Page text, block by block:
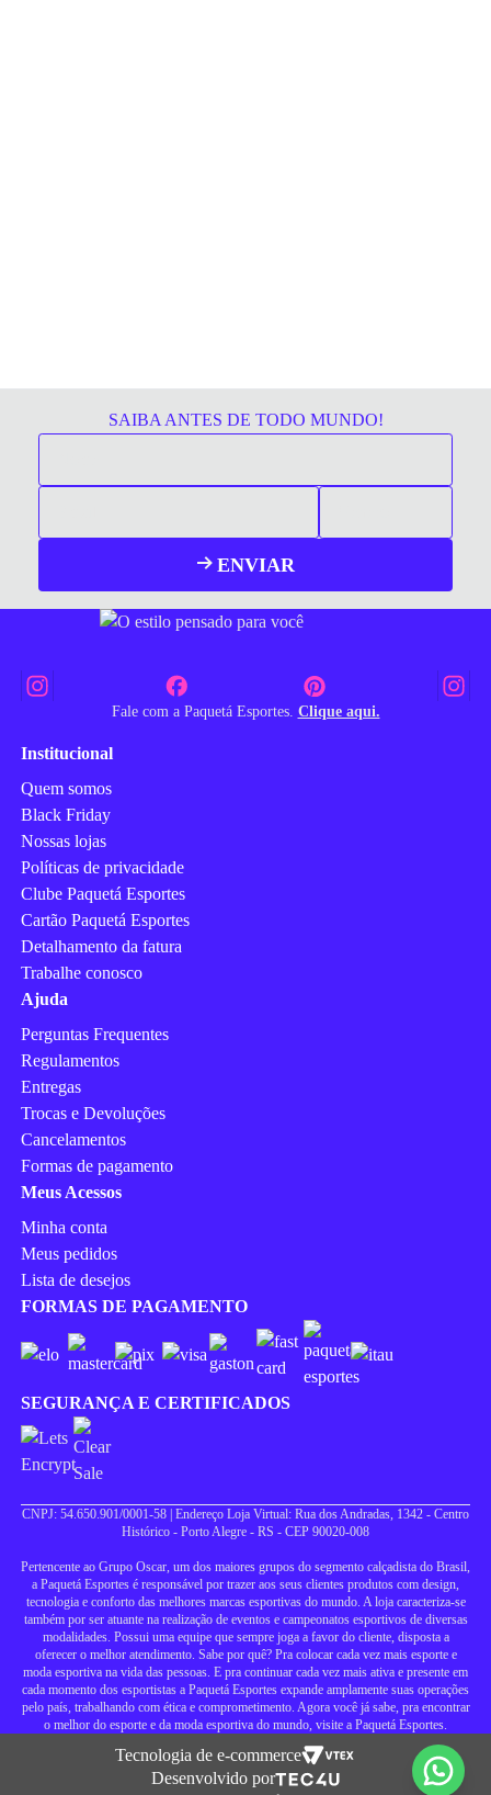
SAIBA ANTES DE TODO MUNDO!
ENVIAR
Fale com a Paquetá Esportes. Clique aqui.
Institucional
Quem somos
Black Friday
Nossas lojas
Políticas de privacidade
Clube Paquetá Esportes
Cartão Paquetá Esportes
Detalhamento da fatura
Trabalhe conosco
Ajuda
Perguntas Frequentes
Regulamentos
Entregas
Trocas e Devoluções
Cancelamentos
Formas de pagamento
Meus Acessos
Minha conta
Meus pedidos
Lista de desejos
FORMAS DE PAGAMENTO
SEGURANÇA E CERTIFICADOS
CNPJ: 54.650.901/0001-58 | Endereço Loja Virtual: Rua dos Andradas, 1342 - Centro
Histórico - Porto Alegre - RS - CEP 90020-008
Pertencente ao Grupo Oscar, um dos maiores grupos do segmento calçadista do Brasil,
a Paquetá Esportes é responsável por trazer aos seus clientes produtos com design,
tecnologia e conforto das melhores marcas esportivas do mundo. A loja caracteriza-se
também por ser atuante na realização de eventos e campeonatos esportivos de diversas
modalidades. Possui uma equipe que sempre joga a favor do cliente, disposta a
oferecer o melhor atendimento. Sabe por quê? Pra colocar cada vez mais esporte e
moda esportiva na vida das pessoas. E pra continuar cada vez mais ativa e presente em
cada momento dos esportistas a Paquetá Esportes expande amplamente suas operações
pelo país, trabalhando com ética e comprometimento. Agora você já sabe, pra encontrar
o melhor do esporte e da moda esportiva do mundo, visite a Paquetá Esportes.
Tecnologia de e-commerce
Desenvolvido por